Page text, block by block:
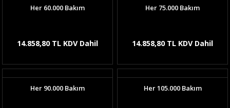
Her 60.000 Bakım
14.858,80 TL KDV Dahil
Her 75.000 Bakım
14.858,80 TL KDV Dahil
Her 90.000 Bakım Her 105.000 Bakım